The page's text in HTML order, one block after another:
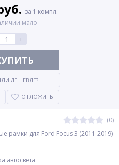
(0)
рамки для Ford Focus 3 (2011-2019)
автосвета
за 1 компл.
мало
+
ДЕШЕВЛЕ?
ОТЛОЖИТЬ